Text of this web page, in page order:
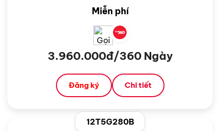
Miễn phí
3.960.000đ/360 Ngày
Đăng ký Chi tiết
12T5G280B